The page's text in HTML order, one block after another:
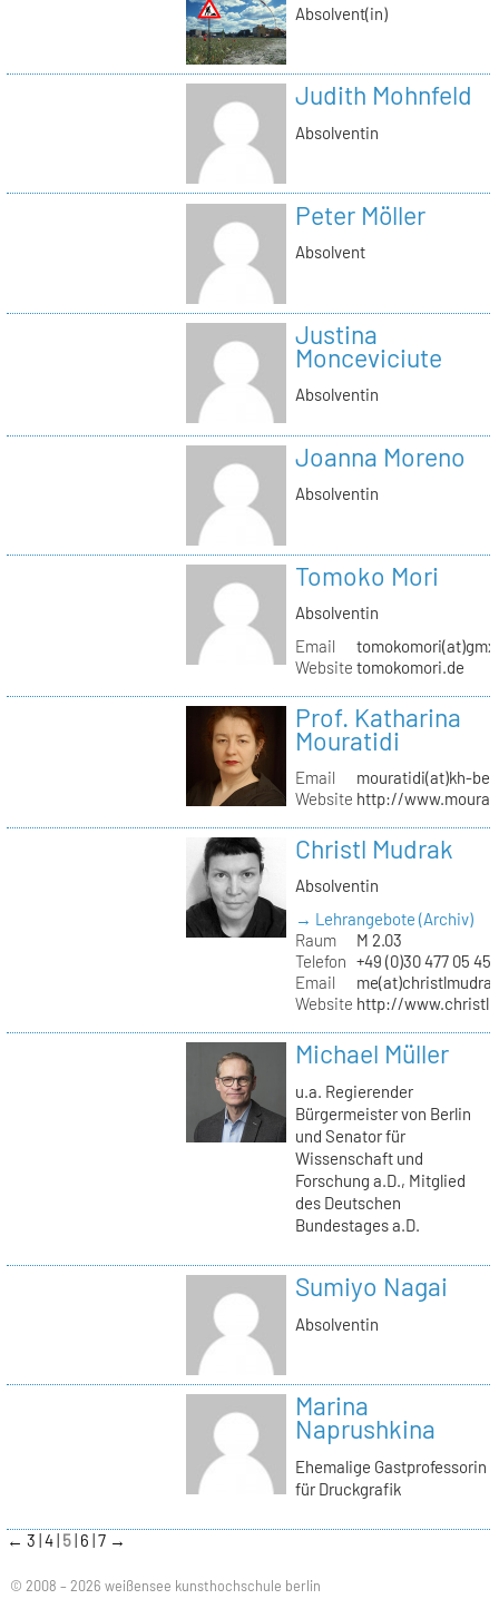
Absolvent(in)
Judith Mohnfeld
Absolventin
Peter Möller
Absolvent
Justina
Monceviciute
Absolventin
Joanna Moreno
Absolventin
Tomoko Mori
Absolventin
Email
Website tomokomori.de
Prof. Katharina
Mouratidi
Email
mouratidi(at)kh-
Website http://
Christl Mudrak
Absolventin
→ Lehrangebote (Archiv)
Raum
M 2.03
Telefon +49 (0)30 477 05
Email
Website http://
Michael Müller
u.a. Regierender
Bürgermeister von Berlin
und Senator für
Wissenschaft und
Forschung a.D., Mitglied
des Deutschen
Bundestages a.D.
Sumiyo Nagai
Absolventin
Marina
Naprushkina
Ehemalige Gastprofessorin
für Druckgrafik
← 3 4 5 6 7 →
© 2008 – 2026 weißensee kunsthochschule berlin